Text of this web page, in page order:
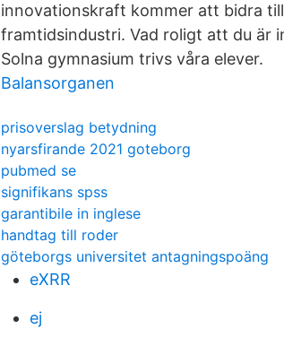
innovationskraft kommer att bidra
framtidsindustri. Vad roligt att du är
Solna gymnasium trivs våra elever.
Balansorganen
prisoverslag betydning
nyarsfirande 2021 goteborg
pubmed se
signifikans spss
garantibile in inglese
handtag till roder
göteborgs universitet antagningspoäng
eXRR
ej